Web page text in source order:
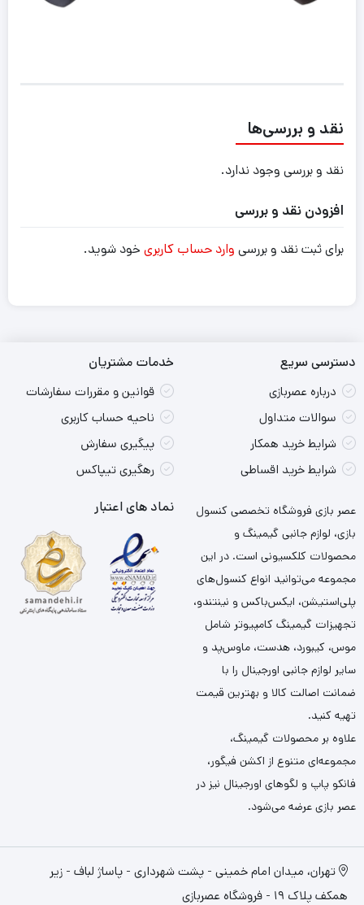
نقد و بررسی‌ها
نقد و بررسی وجود ندارد.
افزودن نقد و بررسی
برای ثبت نقد و بررسی وارد حساب کاربری خود شوید.
دسترسی سریع
درباره عصربازی
سوالات متداول
شرایط خرید همکار
شرایط خرید اقساطی
خدمات مشتریان
قوانین و مقررات سفارشات
ناحیه حساب کاربری
پیگیری سفارش
رهگیری تیپاکس
عصر بازی فروشگاه تخصصی کنسول
بازی، لوازم جانبی گیمینگ و
محصولات کلکسیونی است. در این
مجموعه می‌توانید انواع کنسول‌های
پلی‌استیشن، ایکس‌باکس و نینتندو،
تجهیزات گیمینگ کامپیوتر شامل
موس، کیبورد، هدست، ماوس‌پد و
سایر لوازم جانبی اورجینال را با
ضمانت اصالت کالا و بهترین قیمت
تهیه کنید.
علاوه بر محصولات گیمینگ،
مجموعه‌ای متنوع از اکشن فیگور،
فانکو پاپ و لگوهای اورجینال نیز در
عصر بازی عرضه می‌شود.
نماد های اعتبار
تهران، میدان امام خمینی - پشت شهرداری - پاساژ لباف - زیر
همکف پلاک 19 - فروشگاه عصربازی